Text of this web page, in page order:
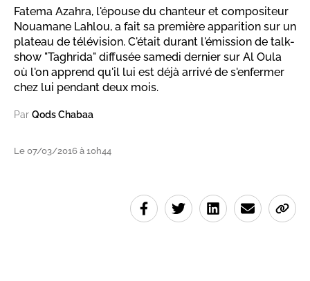
Fatema Azahra, l'épouse du chanteur et compositeur
Nouamane Lahlou, a fait sa première apparition sur un
plateau de télévision. C'était durant l'émission de talk-
show "Taghrida" diffusée samedi dernier sur Al Oula
où l'on apprend qu'il lui est déjà arrivé de s'enfermer
chez lui pendant deux mois.
Par Qods Chabaa
Le 07/03/2016 à 10h44